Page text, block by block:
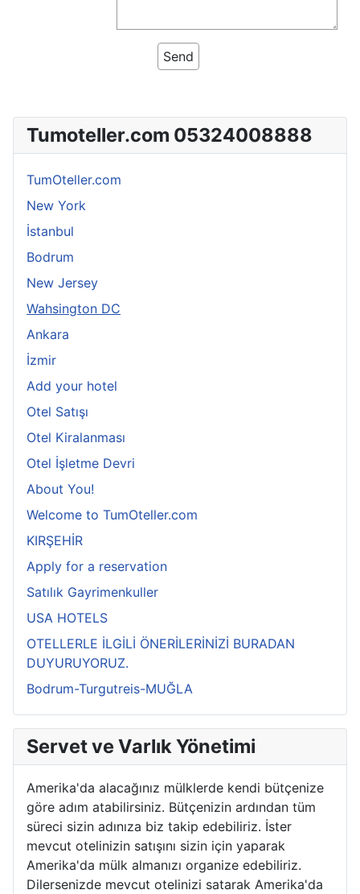
Tumoteller.com 05324008888
TumOteller.com
New York
İstanbul
Bodrum
New Jersey
Wahsington DC
Ankara
İzmir
Add your hotel
Otel Satışı
Otel Kiralanması
Otel İşletme Devri
About You!
Welcome to TumOteller.com
KIRŞEHİR
Apply for a reservation
Satılık Gayrimenkuller
USA HOTELS
OTELLERLE İLGİLİ ÖNERİLERİNİZİ BURADAN
DUYURUYORUZ.
Bodrum-Turgutreis-MUĞLA
Servet ve Varlık Yönetimi
Amerika'da alacağınız mülklerde kendi bütçenize
göre adım atabilirsiniz. Bütçenizin ardından tüm
süreci sizin adınıza biz takip edebiliriz. İster
mevcut otelinizin satışını sizin için yaparak
Amerika'da mülk almanızı organize edebiliriz.
Dilersenizde mevcut otelinizi satarak Amerika'da